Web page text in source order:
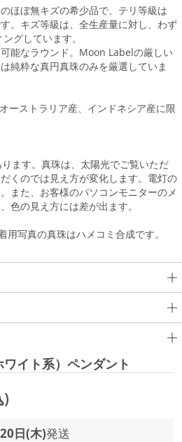
ぼ無キズの希少品で、テリ等級は
キズ等級は、全生産量に対し、わず
グしています。
能なラウンド。Moon Labelの厳しい
純粋な真円真珠のみを厳選していま
ーストラリア産、インドネシア産に限
ます。真珠は、太陽光でご覧いただ
くのでは見え方が変化します。電灯の
また、お客様のパソコンモニターのメ
色の見え方には差が出ます。
写真の真珠はハメコミ合成です。
イト系）ペンダント
日(木)発送